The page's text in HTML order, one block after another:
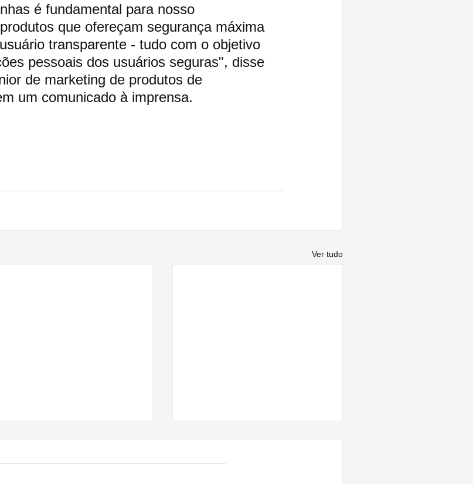
é fundamental para nosso
que ofereçam segurança máxima
transparente - tudo com o objetivo
pessoais dos usuários seguras", disse
de marketing de produtos de
um comunicado à imprensa.
Ver tudo